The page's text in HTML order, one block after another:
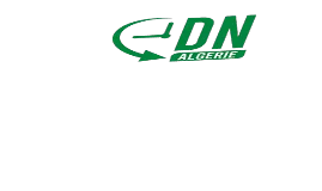
Skip to content